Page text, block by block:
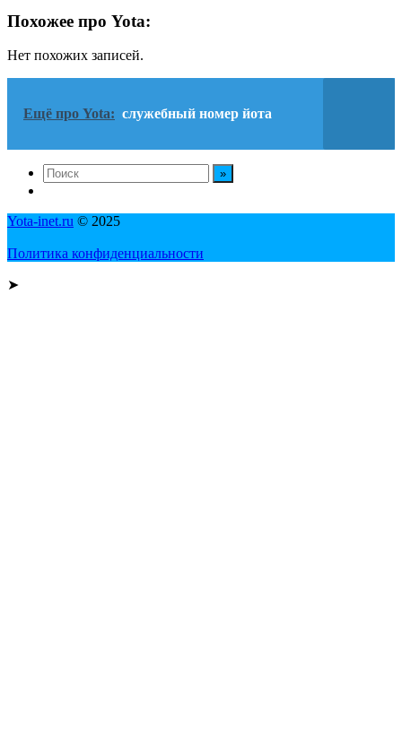
Похожее про Yota:
Нет похожих записей.
Ещё про Yota: служебный номер йота
Yota-inet.ru © 2025
Политика конфиденциальности
➤